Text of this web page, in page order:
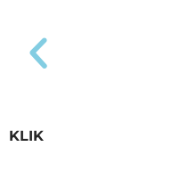
KLIK